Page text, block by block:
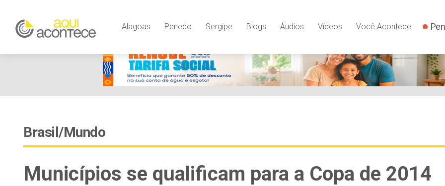
Alagoas Penedo Sergipe Blogs Áudios Vídeos Você Acontece
Brasil/Mundo
Municípios se qualificam para a Copa de 2014